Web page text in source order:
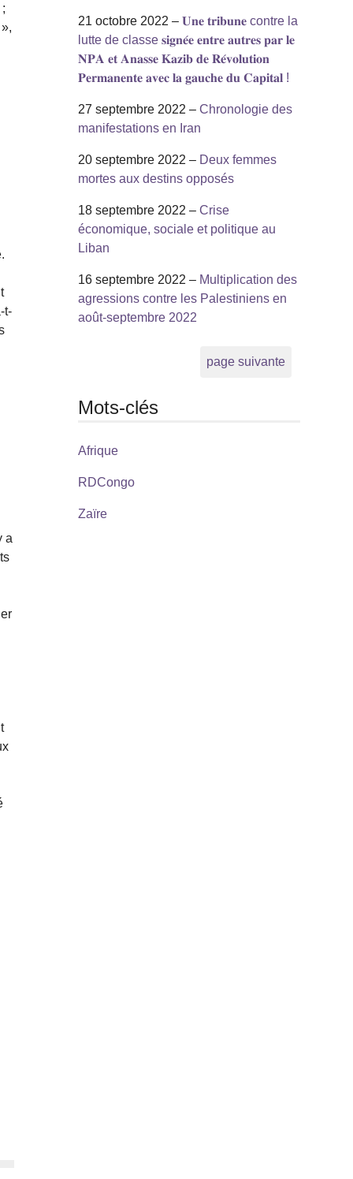
t-
a
21 octobre 2022 – 𝐔𝐧𝐞 𝐭𝐫𝐢𝐛𝐮𝐧𝐞 contre la
lutte de classe 𝐬𝐢𝐠𝐧𝐞́𝐞 𝐞𝐧𝐭𝐫𝐞 𝐚𝐮𝐭𝐫𝐞𝐬 𝐩𝐚𝐫 𝐥𝐞
𝐍𝐏𝐀 𝐞𝐭 𝐀𝐧𝐚𝐬𝐬𝐞 𝐊𝐚𝐳𝐢𝐛 𝐝𝐞 𝐑𝐞́𝐯𝐨𝐥𝐮𝐭𝐢𝐨𝐧
𝐏𝐞𝐫𝐦𝐚𝐧𝐞𝐧𝐭𝐞 𝐚𝐯𝐞𝐜 𝐥𝐚 𝐠𝐚𝐮𝐜𝐡𝐞 𝐝𝐮 𝐂𝐚𝐩𝐢𝐭𝐚𝐥 !
27 septembre 2022 – Chronologie des
manifestations en Iran
20 septembre 2022 – Deux femmes
mortes aux destins opposés
18 septembre 2022 – Crise
économique, sociale et politique au
Liban
16 septembre 2022 – Multiplication des
agressions contre les Palestiniens en
août-septembre 2022
page suivante
Mots-clés
Afrique
RDCongo
Zaïre